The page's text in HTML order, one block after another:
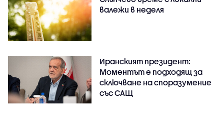
валежи в неделя
Иранският президент:
Моментът е подходящ за
сключване на споразумение
със САЩ